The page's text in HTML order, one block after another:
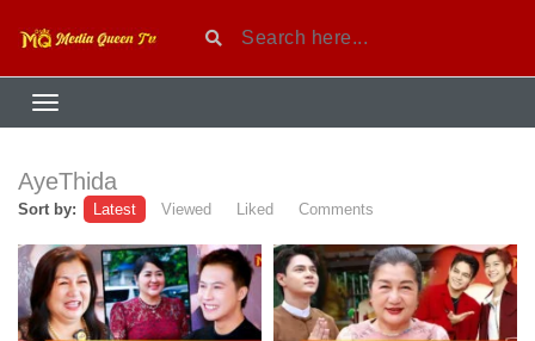
AyeThida
Sort by: Latest Viewed Liked Comments